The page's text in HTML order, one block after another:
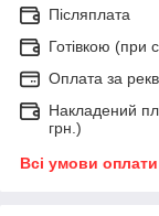
Післяплата
Готівкою (при
Оплата за
Накладений
грн.)
Всі умови оплати